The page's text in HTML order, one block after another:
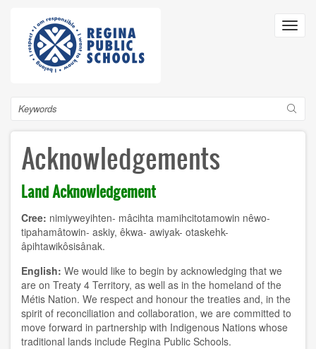
content
Search
Acknowledgements
Land Acknowledgement
Cree: nimiyweyihten- mâcihta mamihcitotamowin nêwo-
tipahamâtowin- askiy, êkwa- awiyak- otaskehk-
âpihtawikôsisânak.
English: We would like to begin by acknowledging that we
are on Treaty 4 Territory, as well as in the homeland of the
Métis Nation. We respect and honour the treaties and, in the
spirit of reconciliation and collaboration, we are committed to
move forward in partnership with Indigenous Nations whose
traditional lands include Regina Public Schools.